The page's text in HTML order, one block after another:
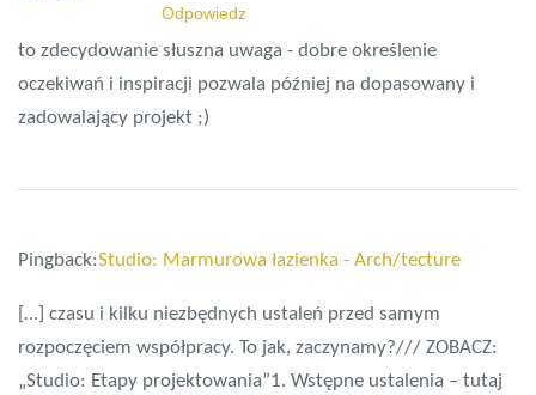
Odpowiedz
to zdecydowanie słuszna uwaga - dobre określenie
oczekiwań i inspiracji pozwala później na dopasowany i
zadowalający projekt ;)
Pingback:Studio: Marmurowa łazienka - Arch/tecture
[…] czasu i kilku niezbędnych ustaleń przed samym
rozpoczęciem współpracy. To jak, zaczynamy?/// ZOBACZ:
„Studio: Etapy projektowania”1. Wstępne ustalenia – tutaj